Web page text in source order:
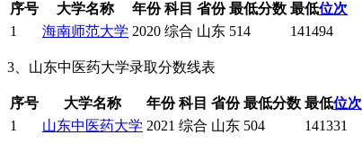
序号 大学名称 年份 科目 省份 最低分数 最低位次
1
海南师范大学 2020 综合 山东 514 141494
3、山东中医药大学录取分数线表
序号 大学名称 年份 科目 省份 最低分数 最低位次
1
山东中医药大学 2021 综合 山东 504 141331